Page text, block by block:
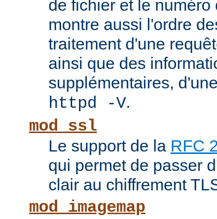
de fichier et le
montre aussi l'ordre
traitement d'une
ainsi que des
supplémentaires,
httpd -V.
mod_ssl
Le support de la RFC
qui permet de passer
clair au chiffrement
mod_imagemap